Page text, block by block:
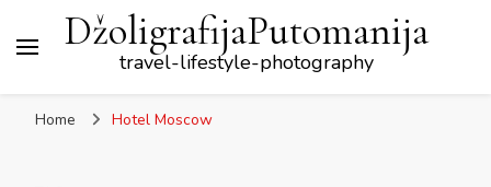
DžoligrafijaPutomanija
travel-lifestyle-photography
Home Hotel Moscow